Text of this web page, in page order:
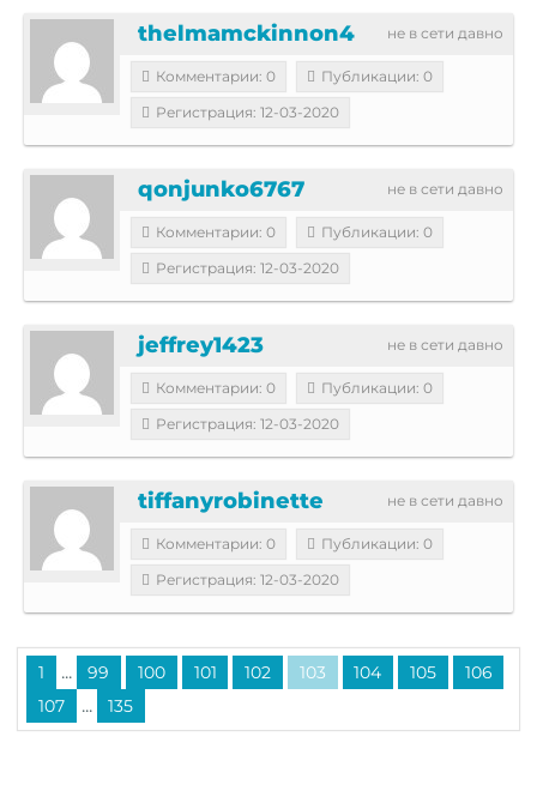
не в сети давно
thelmamckinnon4
Комментарии: 0
Публикации: 0
Регистрация: 12-03-2020
не в сети давно
qonjunko6767
Комментарии: 0
Публикации: 0
Регистрация: 12-03-2020
не в сети давно
jeffrey1423
Комментарии: 0
Публикации: 0
Регистрация: 12-03-2020
не в сети давно
tiffanyrobinette
Комментарии: 0
Публикации: 0
Регистрация: 12-03-2020
1 ... 99 100 101 102 103 104 105
106
107
... 135